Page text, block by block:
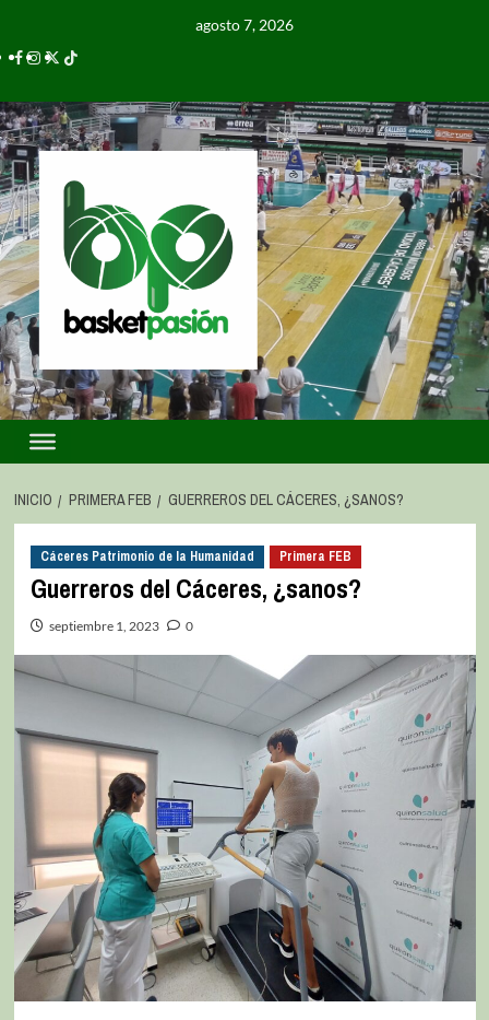
agosto 7, 2026
INICIO PRIMERA FEB GUERREROS DEL CÁCERES, ¿SANOS?
Cáceres Patrimonio de la Humanidad Primera FEB
Guerreros del Cáceres, ¿sanos?
septiembre 1, 2023 0